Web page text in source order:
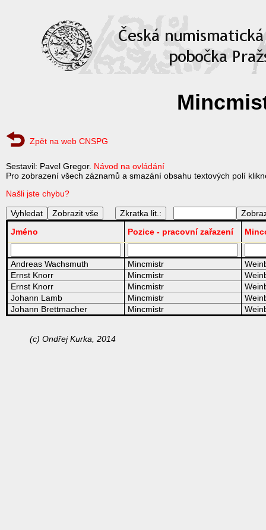
Zpět na web CNSPG
Sestavil: Pavel Gregor. Návod na ovládání
Pro zobrazení všech záznamů a smazání obsahu textových polí
Našli jste chybu?
Zkratka lit.:
Jméno
Pozice - pracovní zařazení
Andreas Wachsmuth Mincmistr
Ernst Knorr
Mincmistr
Ernst Knorr
Mincmistr
Johann Lamb
Mincmistr
Johann Brettmacher
Mincmistr
(c) Ondřej Kurka, 2014